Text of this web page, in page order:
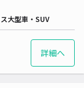
大型車・SUV
詳細へ